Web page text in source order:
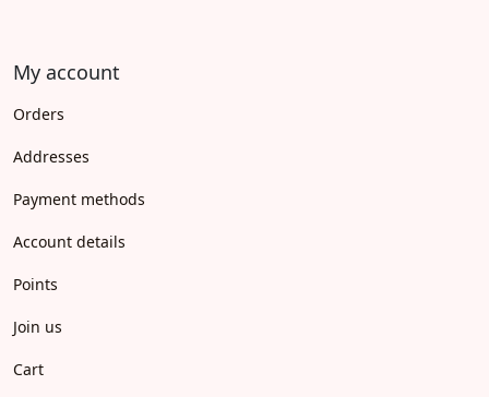
My account
Orders
Addresses
Payment methods
Account details
Points
Join us
Cart